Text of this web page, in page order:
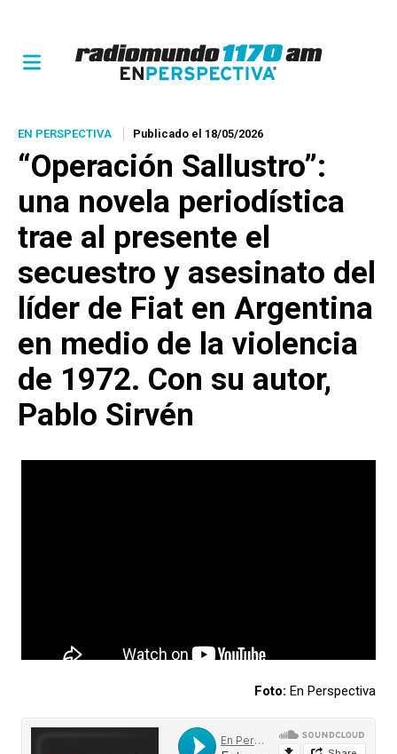
EN PERSPECTIVA Publicado el 18/05/2026
“Operación Sallustro”:
una novela periodística
trae al presente el
secuestro y asesinato del
líder de Fiat en Argentina
en medio de la violencia
de 1972. Con su autor,
Pablo Sirvén
Foto: En Perspectiva